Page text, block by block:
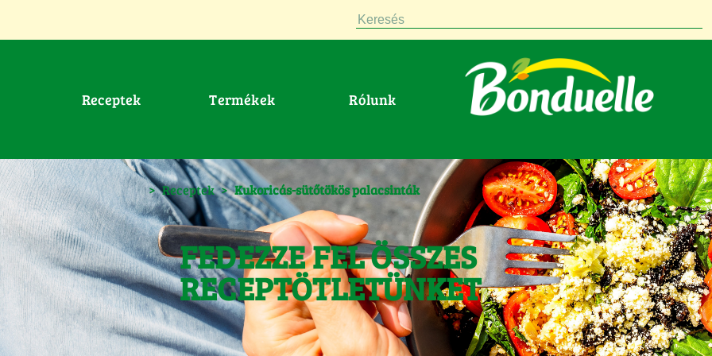
Keresés
Receptek Termékek Rólunk
> Receptek > Kukoricás-sütőtökös palacsinták
FEDEZZE FEL ÖSSZES
RECEPTÖTLETÜNKET